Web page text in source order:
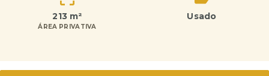
213 m²
ÁREA PRIVATIVA
Usado